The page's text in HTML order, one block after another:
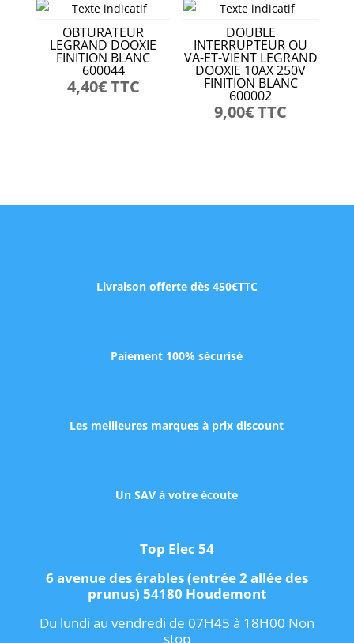
OBTURATEUR
LEGRAND DOOXIE
FINITION BLANC
600044
4,40€TTC
DOUBLE
INTERRUPTEUR OU
VA-ET-VIENT LEGRAND
DOOXIE 10AX 250V
FINITION BLANC
600002
9,00€TTC
Livraison offerte dès 450€TTC
Paiement 100% sécurisé
Les meilleures marques à prix discount
Un SAV à votre écoute
Top Elec 54
6 avenue des érables (entrée 2 allée des
prunus) 54180 Houdemont
Du lundi au vendredi de 07H45 à 18H00 Non
stop